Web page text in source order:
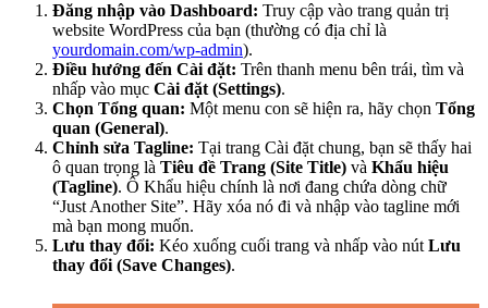
Đăng nhập vào Dashboard: Truy cập vào trang quản trị
website WordPress của bạn (thường có địa chỉ là
yourdomain.com/wp-admin).
Điều hướng đến Cài đặt: Trên thanh menu bên trái, tìm và
nhấp vào mục Cài đặt (Settings).
Chọn Tổng quan: Một menu con sẽ hiện ra, hãy chọn Tổng
quan (General).
Chỉnh sửa Tagline: Tại trang Cài đặt chung, bạn sẽ thấy hai
ô quan trọng là Tiêu đề Trang (Site Title) và Khẩu hiệu
(Tagline). Ô Khẩu hiệu chính là nơi đang chứa dòng chữ
“Just Another Site”. Hãy xóa nó đi và nhập vào tagline mới
mà bạn mong muốn.
Lưu thay đổi: Kéo xuống cuối trang và nhấp vào nút Lưu
thay đổi (Save Changes).